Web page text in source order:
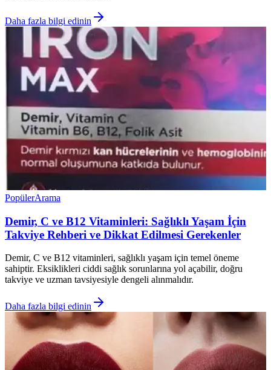
Daha fazla bilgi edinin
PopülerArama
Demir, C ve B12 Vitaminleri: Sağlıklı Yaşam İçin
Takviye Rehberi ve Dikkat Edilmesi Gerekenler
Demir, C ve B12 vitaminleri, sağlıklı yaşam için temel öneme
sahiptir. Eksiklikleri ciddi sağlık sorunlarına yol açabilir, doğru
takviye ve uzman tavsiyesiyle dengeli alınmalıdır.
Daha fazla bilgi edinin